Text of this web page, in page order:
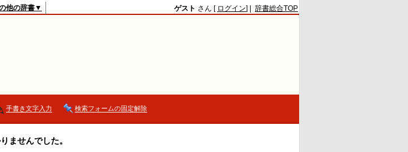
他の辞書▼ ゲスト さん [ ログイン] | 辞書総合TOP
手書き文字入力 検索フォームの固定解除
ませんでした。